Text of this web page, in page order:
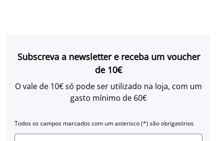
Subscreva a newsletter e receba um voucher
de 10€
O vale de 10€ só pode ser utilizado na loja, com um
gasto mínimo de 60€
Todos os campos marcados com um asterisco (*) são obrigatórios